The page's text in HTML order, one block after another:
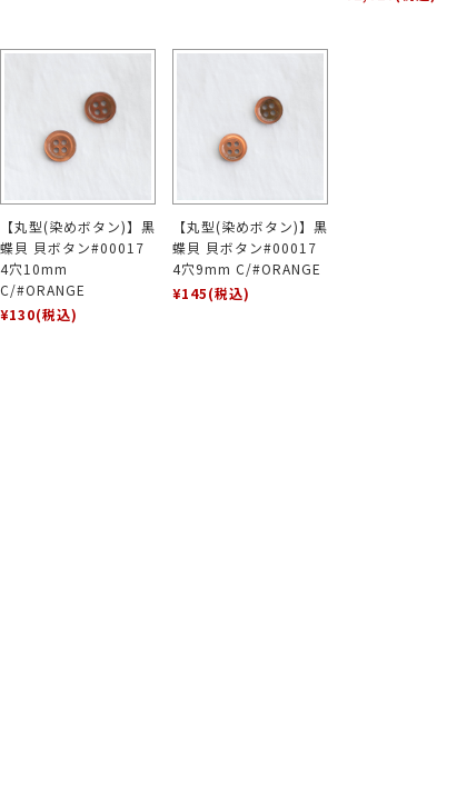
【丸型(染めボタン)】黒
蝶貝 貝ボタン#00017
4穴10mm
C/#ORANGE
¥130(税込)
【丸型(染めボタン)】黒
蝶貝 貝ボタン#00017
4穴9mm C/#ORANGE
¥145(税込)